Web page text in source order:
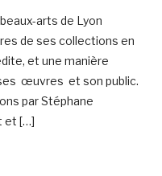
arts de Lyon
de ses collections en
et une manière
œuvres et son public.
par Stéphane
et […]